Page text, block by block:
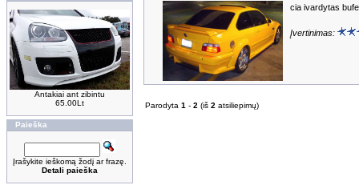
Antakiai ant zibintu
65.00Lt
Paieška
Įrašykite ieškomą žodį ar frazę.
Detali paieška
cia ivardytas
Įvertinimas:
Parodyta 1 - 2 (iš 2 atsiliepimų)